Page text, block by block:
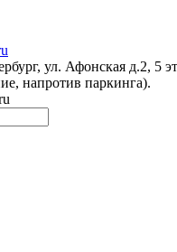
ул. Афонская д.2, 5
напротив паркинга).